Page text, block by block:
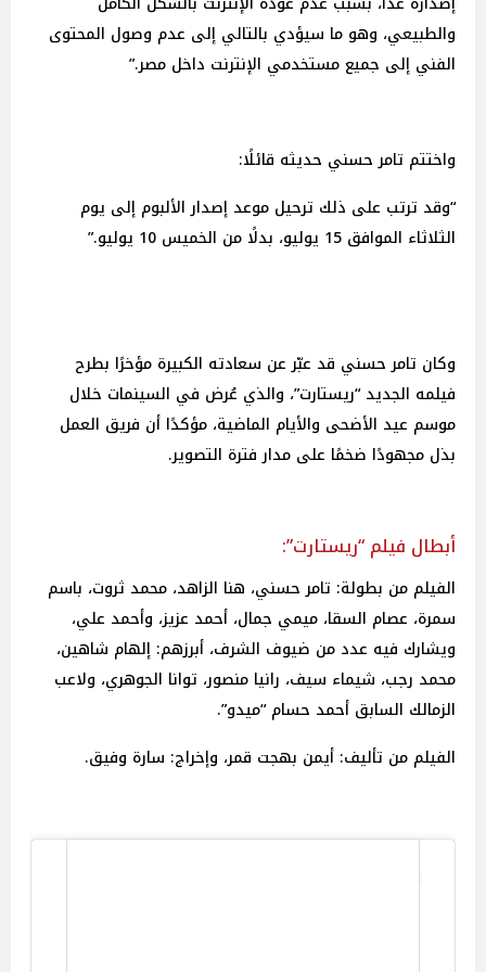
والطبيعي، وهو ما سيؤدي بالتالي إلى عدم وصول المحتوى
الفني إلى جميع مستخدمي الإنترنت داخل مصر.”
واختتم تامر حسني حديثه قائلًا:
“وقد ترتب على ذلك ترحيل موعد إصدار الألبوم إلى يوم
الثلاثاء الموافق 15 يوليو، بدلًا من الخميس 10 يوليو.”
وكان تامر حسني قد عبّر عن سعادته الكبيرة مؤخرًا بطرح
فيلمه الجديد “ريستارت”، والذي عُرض في السينمات خلال
موسم عيد الأضحى والأيام الماضية، مؤكدًا أن فريق العمل
بذل مجهودًا ضخمًا على مدار فترة التصوير.
أبطال فيلم “ريستارت”:
الفيلم من بطولة: تامر حسني، هنا الزاهد، محمد ثروت، باسم
سمرة، عصام السقا، ميمي جمال، أحمد عزيز، وأحمد علي،
ويشارك فيه عدد من ضيوف الشرف، أبرزهم: إلهام شاهين،
محمد رجب، شيماء سيف، رانيا منصور، توانا الجوهري، ولاعب
الزمالك السابق أحمد حسام “ميدو”.
الفيلم من تأليف: أيمن بهجت قمر، وإخراج: سارة وفيق.